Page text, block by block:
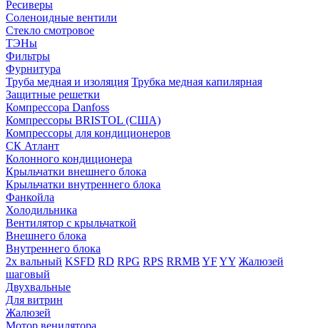
Ресиверы
Соленоидные вентили
Стекло смотровое
ТЭНы
Фильтры
Фурнитура
Труба медная и изоляция Трубка медная капилярная
Защитные решетки
Компрессора Danfoss
Компрессоры BRISTOL (США)
Компрессоры для кондиционеров
СК Атлант
Колонного кондиционера
Крыльчатки внешнего блока
Крыльчатки внутреннего блока
Фанкойла
Холодильника
Вентилятор с крыльчаткой
Внешнего блока
Внутреннего блока
2х вальный KSFD RD RPG RPS RRMB YFYY Жалюзей
шаговый
Двухвальные
Для витрин
Жалюзей
Мотор венилятора